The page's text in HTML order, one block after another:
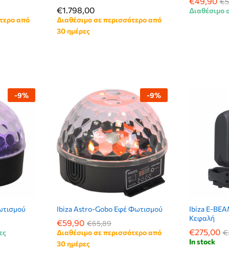
από
€1.798,00
€1.798,00
Διαθέσιμο σε περισσότερο από
30 ημέρες
Διαθέσιμο
-9% -9%
Ibiza Astro-Gobo Εφέ Φωτισμού
€59,90 €65,89
€59,90 €65,89
Διαθέσιμο σε περισσότερο από
30 ημέρες
Ibiza E-
Κεφαλή
€275,00 €
€275,00 €
In stock